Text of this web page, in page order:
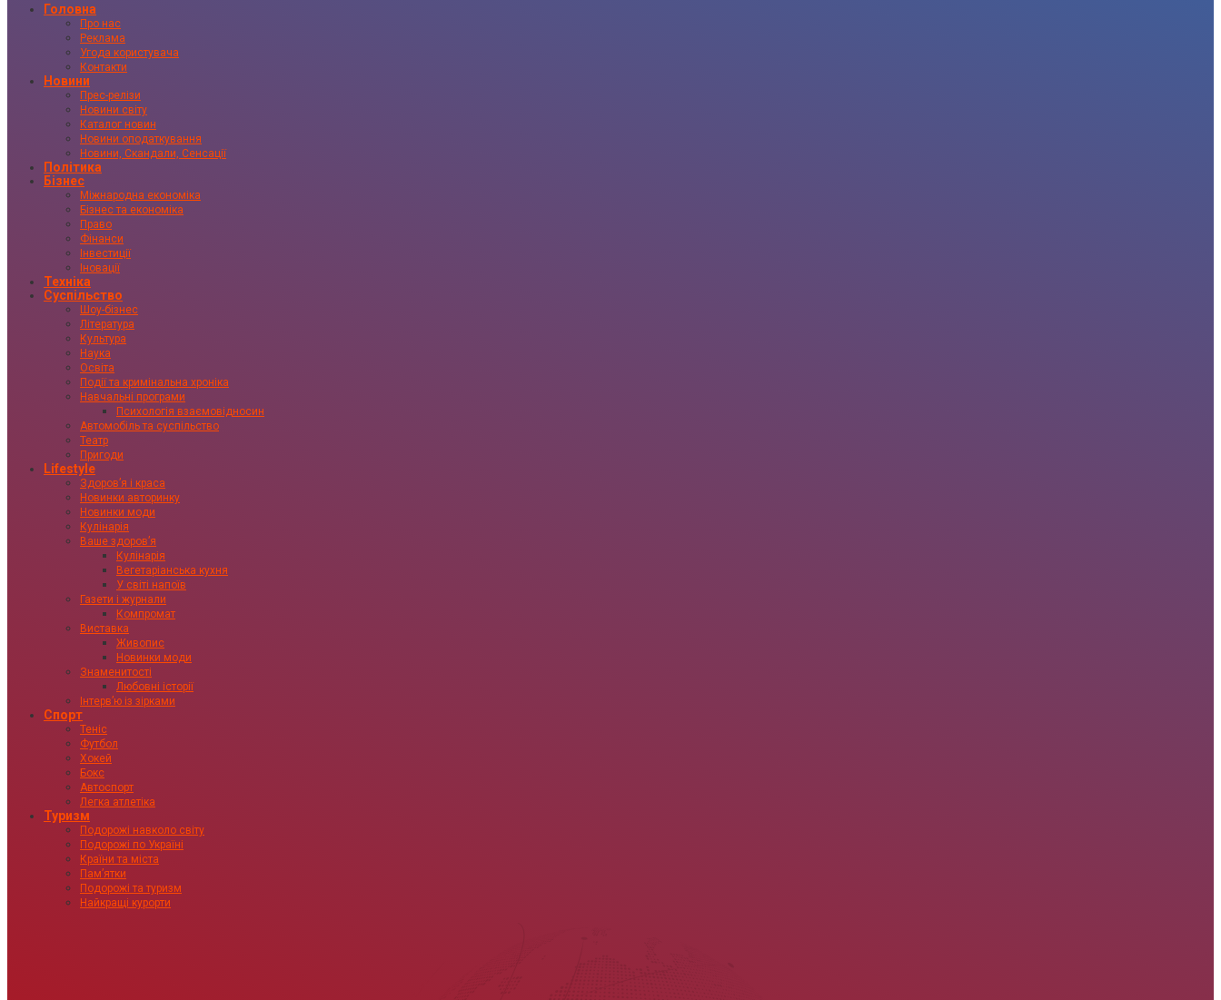
Головна
Про нас
Реклама
Угода користувача
Контакти
Новини
Прес-релізи
Новини світу
Каталог новин
Новини оподаткування
Новини, Скандали, Сенсації
Політика
Бізнес
Міжнародна економіка
Бізнес та економіка
Право
Фінанси
Інвестиції
Іновації
Техніка
Суспільство
Шоу-бізнес
Література
Культура
Наука
Освіта
Події та кримінальна хроніка
Навчальні програми
Психологія взаємовідносин
Автомобіль та суспільство
Театр
Пригоди
Lifestyle
Здоровʼя і краса
Новинки авторинку
Новинки моди
Кулінарія
Ваше здоровʼя
Кулінарія
Вегетаріанська кухня
У світі напоїв
Газети і журнали
Компромат
Виставка
Живопис
Новинки моди
Знаменитості
Любовні історії
Інтервʼю із зірками
Спорт
Теніс
Футбол
Хокей
Бокс
Автоспорт
Легка атлетіка
Туризм
Подорожі навколо світу
Подорожі по Україні
Країни та міста
Пам’ятки
Подорожі та туризм
Найкращі курорти